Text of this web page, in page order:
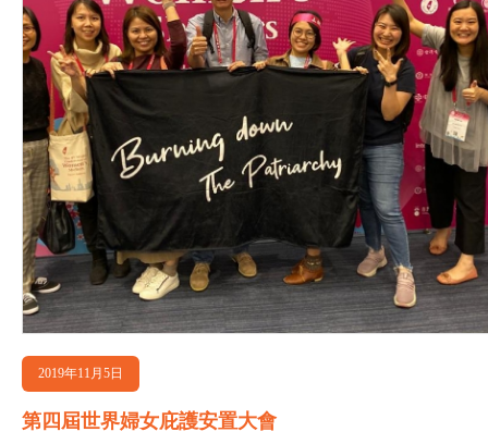
2019年11月5日
第四屆世界婦女庇護安置大會